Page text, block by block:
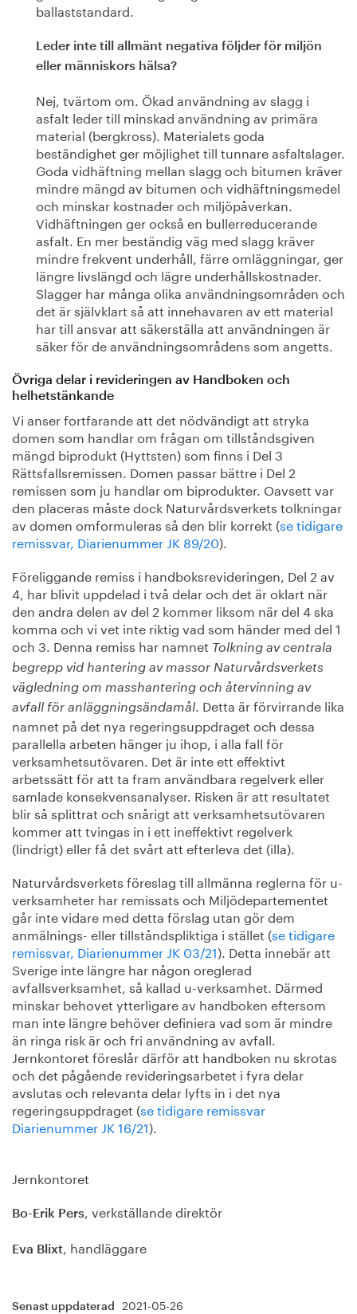
ballaststandard.
Leder inte till allmänt negativa följder för miljön
eller människors hälsa?
Nej, tvärtom om. Ökad användning av slagg i
asfalt leder till minskad användning av primära
material (bergkross). Materialets goda
beständighet ger möjlighet till tunnare asfaltslager.
Goda vidhäftning mellan slagg och bitumen kräver
mindre mängd av bitumen och vidhäftningsmedel
och minskar kostnader och miljöpåverkan.
Vidhäftningen ger också en bullerreducerande
asfalt. En mer beständig väg med slagg kräver
mindre frekvent underhåll, färre omläggningar, ger
längre livslängd och lägre underhållskostnader.
Slagger har många olika användningsområden och
det är självklart så att innehavaren av ett material
har till ansvar att säkerställa att användningen är
säker för de användningsområdens som angetts.
Övriga delar i revideringen av Handboken och
helhetstänkande
Vi anser fortfarande att det nödvändigt att stryka
domen som handlar om frågan om tillståndsgiven
mängd biprodukt (Hyttsten) som finns i Del 3
Rättsfallsremissen. Domen passar bättre i Del 2
remissen som ju handlar om biprodukter. Oavsett var
den placeras måste dock Naturvårdsverkets tolkningar
av domen omformuleras så den blir korrekt (se tidigare
remissvar, Diarienummer JK 89/20).
Föreliggande remiss i handboksrevideringen, Del 2 av
4, har blivit uppdelad i två delar och det är oklart när
den andra delen av del 2 kommer liksom när del 4 ska
komma och vi vet inte riktig vad som händer med del 1
och 3. Denna remiss har namnet Tolkning av centrala
begrepp vid hantering av massor Naturvårdsverkets
vägledning om masshantering och återvinning av
avfall för anläggningsändamål
. Detta är förvirrande lika
namnet på det nya regeringsuppdraget och dessa
parallella arbeten hänger ju ihop, i alla fall för
verksamhetsutövaren. Det är inte ett effektivt
arbetssätt för att ta fram användbara regelverk eller
samlade konsekvensanalyser. Risken är att resultatet
blir så splittrat och snårigt att verksamhetsutövaren
kommer att tvingas in i ett ineffektivt regelverk
(lindrigt) eller få det svårt att efterleva det (illa).
Naturvårdsverkets föreslag till allmänna reglerna för u-
verksamheter har remissats och Miljödepartementet
går inte vidare med detta förslag utan gör dem
anmälnings- eller tillståndspliktiga i stället (se tidigare
remissvar, Diarienummer JK 03/21). Detta innebär att
Sverige inte längre har någon oreglerad
avfallsverksamhet, så kallad u-verksamhet. Därmed
minskar behovet ytterligare av handboken eftersom
man inte längre behöver definiera vad som är mindre
än ringa risk är och fri användning av avfall.
Jernkontoret föreslår därför att handboken nu skrotas
och det pågående revideringsarbetet i fyra delar
avslutas och relevanta delar lyfts in i det nya
regeringsuppdraget (se tidigare remissvar
Diarienummer JK 16/21).
Jernkontoret
Bo-Erik Pers , verkställande direktör
Eva Blixt , handläggare
Senast uppdaterad 2021-05-26